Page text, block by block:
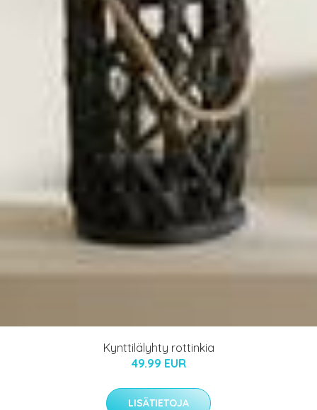
Kynttilälyhty rottinkia
49.99 EUR
LISÄTIETOJA